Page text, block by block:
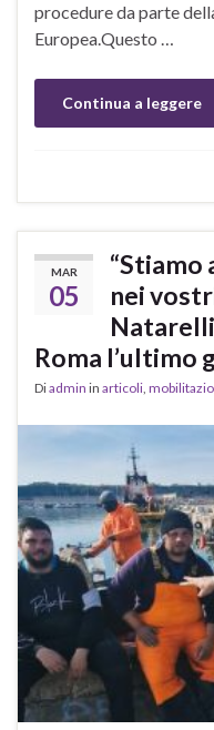
procedure da parte
Europea.Questo …
Continua a leggere
MAR
05
“Stiamo
nei
Roma l’ultimo
Diadmin in articoli,